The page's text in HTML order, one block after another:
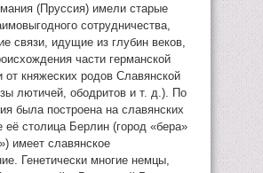
(Пруссия) имели старые
сотрудничества,
связи, идущие из глубин веков,
части германской
от княжеских родов Славянской
лютичей, ободритов и т. д.). По
была построена на славянских
её столица Берлин (город «бера»
имеет славянское
Генетически многие немцы,